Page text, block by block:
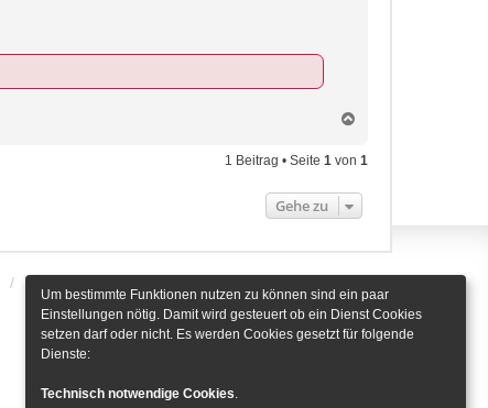
c
h
e
1 Beitrag • Seite 1 von 1
Gehe zu
Alle Zeiten sind
Um bestimmte Funktionen nutzen zu können sind ein paar
Einstellungen nötig. Damit wird gesteuert ob ein Dienst Cookies
setzen darf oder nicht. Es werden Cookies gesetzt für folgende
Dienste:
Technisch notwendige Cookies.